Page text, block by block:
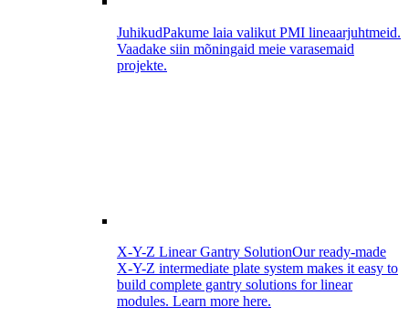
JuhikudPakume laia valikut PMI lineaarjuhtmeid.
Vaadake siin mõningaid meie varasemaid
projekte.
X-Y-Z Linear Gantry SolutionOur ready-made
X-Y-Z intermediate plate system makes it easy to
build complete gantry solutions for linear
modules. Learn more here.